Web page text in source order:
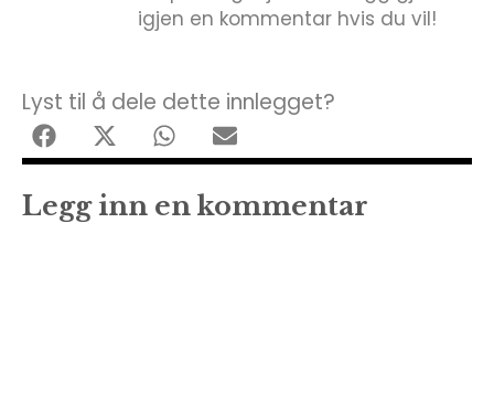
igjen en kommentar hvis du vil!
Lyst til å dele dette innlegget?
Legg inn en kommentar